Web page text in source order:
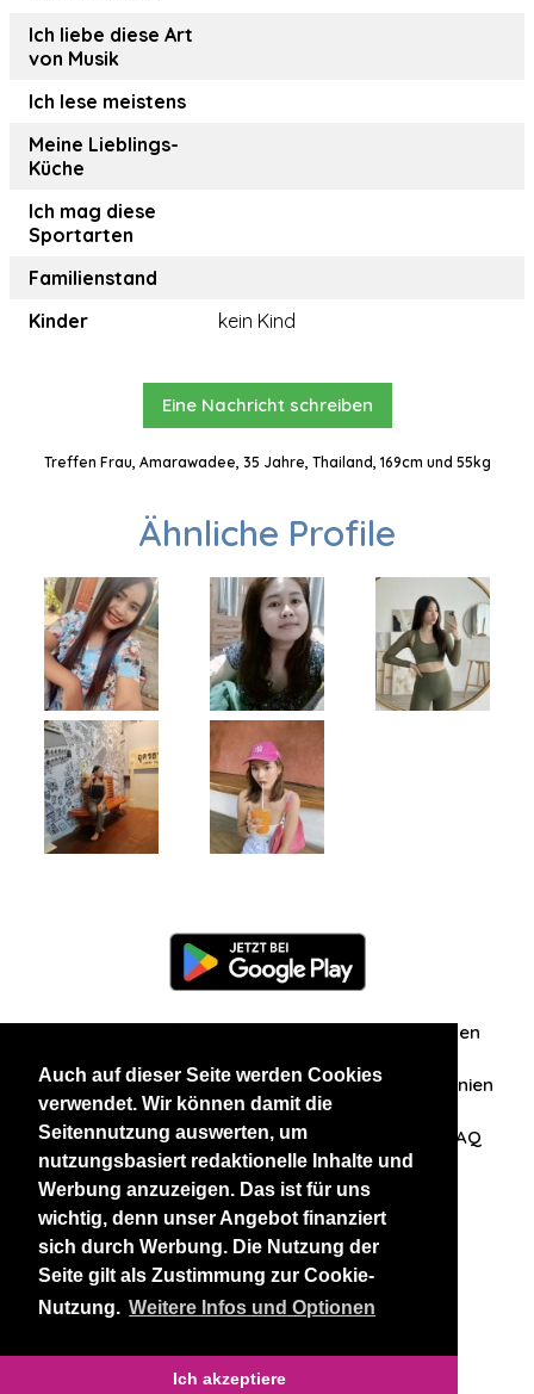
Auch auf dieser Seite werden Cookies
verwendet. Wir können damit die
Seitennutzung auswerten, um
nutzungsbasiert redaktionelle Inhalte und
Werbung anzuzeigen. Das ist für uns
wichtig, denn unser Angebot finanziert
sich durch Werbung. Die Nutzung der
Seite gilt als Zustimmung zur Cookie-
Nutzung. Weitere Infos und Optionen
Ich akzeptiere
Ich liebe diese Art
von Musik
Ich lese meistens
Meine Lieblings-
Küche
Ich mag diese
Sportarten
Familienstand
Kinder
kein Kind
Eine Nachricht schreiben
Treffen Frau, Amarawadee, 35 Jahre, Thailand, 169cm und 55kg
Ähnliche Profile
Zuschriften/Erfahrungen
Datenschutzerklärung AGB Datenschutzrichtlinien
Nehmen Sie Kontakt mit uns auf FAQ
Unsere anderen Websites
BlackAndBeauties RussianKisses